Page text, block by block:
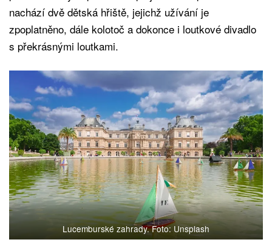
nachází dvě dětská hřiště, jejichž užívání je
zpoplatněno, dále kolotoč a dokonce i loutkové divadlo
s překrásnými loutkami.
Lucemburské zahrady. Foto: Unsplash